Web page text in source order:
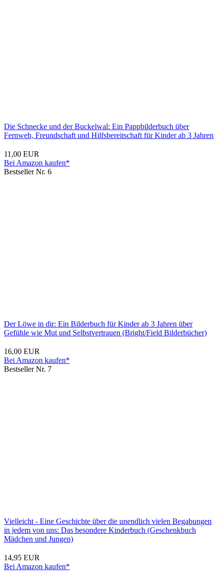
Die Schnecke und der Buckelwal: Ein Pappbilderbuch über
Fernweh, Freundschaft und Hilfsbereitschaft für Kinder ab 3 Jahren
11,00 EUR
Bei Amazon kaufen*
Bestseller Nr. 6
Der Löwe in dir: Ein Bilderbuch für Kinder ab 3 Jahren über
Gefühle wie Mut und Selbstvertrauen (Bright/Field Bilderbücher)
16,00 EUR
Bei Amazon kaufen*
Bestseller Nr. 7
Vielleicht - Eine Geschichte über die unendlich vielen Begabungen
in jedem von uns: Das besondere Kinderbuch (Geschenkbuch
Mädchen und Jungen)
14,95 EUR
Bei Amazon kaufen*